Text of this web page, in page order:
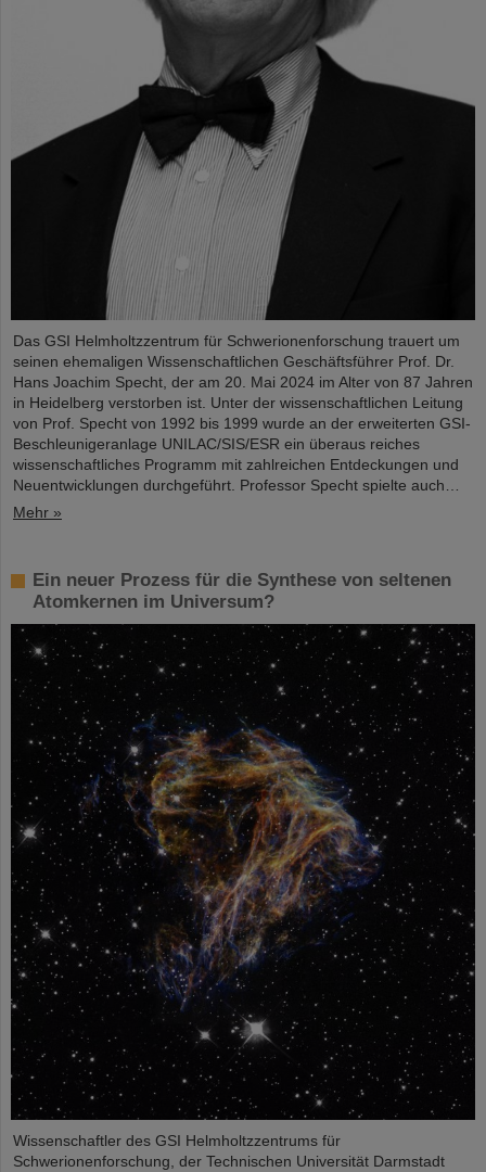
Das GSI Helmholtzzentrum für Schwerionenforschung trauert um
seinen ehemaligen Wissenschaftlichen Geschäftsführer Prof. Dr.
Hans Joachim Specht, der am 20. Mai 2024 im Alter von 87 Jahren
in Heidelberg verstorben ist. Unter der wissenschaftlichen Leitung
von Prof. Specht von 1992 bis 1999 wurde an der erweiterten GSI-
Beschleunigeranlage UNILAC/SIS/ESR ein überaus reiches
wissenschaftliches Programm mit zahlreichen Entdeckungen und
Neuentwicklungen durchgeführt. Professor Specht spielte auch…
Mehr »
Ein neuer Prozess für die Synthese von seltenen
Atomkernen im Universum?
Wissenschaftler des GSI Helmholtzzentrums für
Schwerionenforschung, der Technischen Universität Darmstadt